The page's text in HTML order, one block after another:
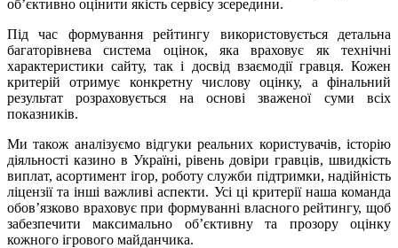
об’єктивно оцінити якість сервісу зсередини.
Під час формування рейтингу використовується детальна
багаторівнева система оцінок, яка враховує як технічні
характеристики сайту, так і досвід взаємодії гравця. Кожен
критерій отримує конкретну числову оцінку, а фінальний
результат розраховується на основі зваженої суми всіх
показників.
Ми також аналізуємо відгуки реальних користувачів, історію
діяльності казино в Україні, рівень довіри гравців, швидкість
виплат, асортимент ігор, роботу служби підтримки, надійність
ліцензії та інші важливі аспекти. Усі ці критерії наша команда
обов’язково враховує при формуванні власного рейтингу, щоб
забезпечити максимально об’єктивну та прозору оцінку
кожного ігрового майданчика.